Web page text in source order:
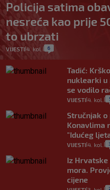
Policija satima
nesreća kao prije
to ubrzati
VIJESTI 4. kol. 6
Tadić:
nuklearki u
se vodilo
VIJESTI 4. kol.
Stručnjak
Konavlima
"Idućeg
VIJESTI 4. kol.
Iz
mora.
cijene